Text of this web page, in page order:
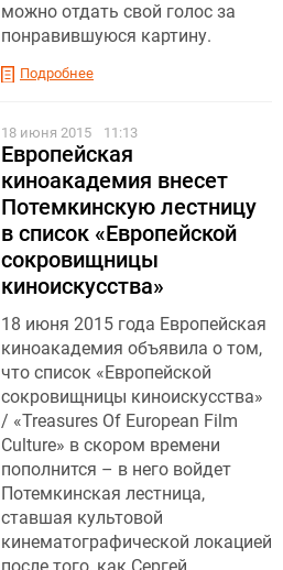
можно отдать свой голос за
понравившуюся картину.
Подробнее
18 июня 2015 11:13
Европейская
киноакадемия внесет
Потемкинскую лестницу
в список «Европейской
сокровищницы
киноискусства»
18 июня 2015 года Европейская
киноакадемия объявила о том,
что список «Европейской
сокровищницы киноискусства»
/ «Treasures Of European Film
Culture» в скором времени
пополнится – в него войдет
Потемкинская лестница,
ставшая культовой
кинематографической локацией